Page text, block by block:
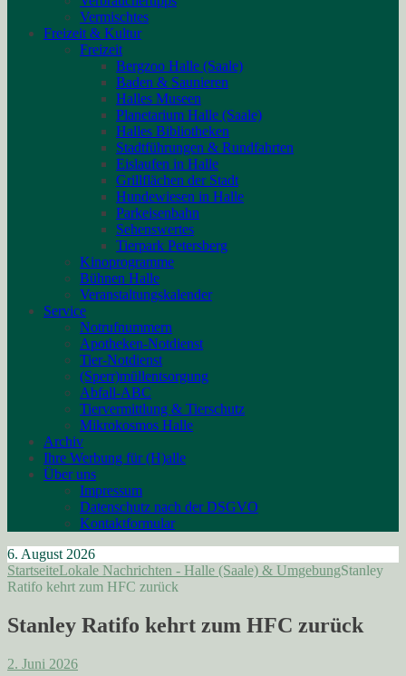
Vermischtes
Freizeit & Kultur
Freizeit
Bergzoo Halle (Saale)
Baden & Saunieren
Halles Museen
Planetarium Halle (Saale)
Halles Bibliotheken
Stadtführungen & Rundfahrten
Eislaufen in Halle
Grillflächen der Stadt
Hundewiesen in Halle
Parkeisenbahn
Sehenswertes
Tierpark Petersberg
Kinoprogramme
Bühnen Halle
Veranstaltungskalender
Service
Notrufnummern
Apotheken-Notdienst
Tier-Notdienst
(Sperr)müllentsorgung
Abfall-ABC
Tiervermittlung & Tierschutz
Mikrokosmos Halle
Archiv
Ihre Werbung für (H)alle
Über uns
Impressum
Datenschutz nach der DSGVO
Kontaktformular
6. August 2026
StartseiteLokale Nachrichten - Halle (Saale) & UmgebungStanley
Ratifo kehrt zum HFC zurück
Stanley Ratifo kehrt zum HFC zurück
2. Juni 2026